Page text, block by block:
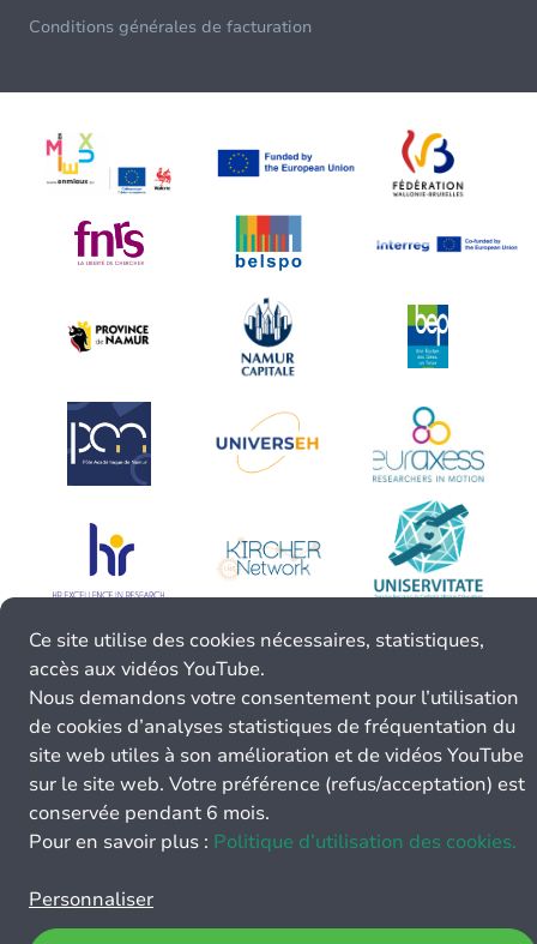
Conditions générales de facturation
Ce site utilise des cookies nécessaires, statistiques,
accès aux vidéos YouTube.
Nous demandons votre consentement pour l’utilisation
de cookies d’analyses statistiques de fréquentation du
site web utiles à son amélioration et de vidéos YouTube
sur le site web. Votre préférence (refus/acceptation) est
conservée pendant 6 mois.
Pour en savoir plus : Politique d’utilisation des cookies.
Personnaliser